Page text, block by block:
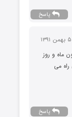
پاسخ
ماه و روز
راه می
پاسخ